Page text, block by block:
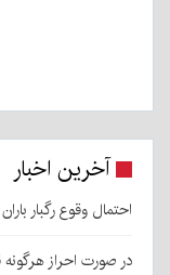
آخرین اخبار
احتمال وقوع رگبار
در صورت احراز